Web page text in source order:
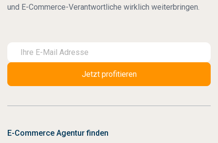
und E-Commerce-Verantwortliche wirklich weiterbringen.
E-Commerce Agentur finden